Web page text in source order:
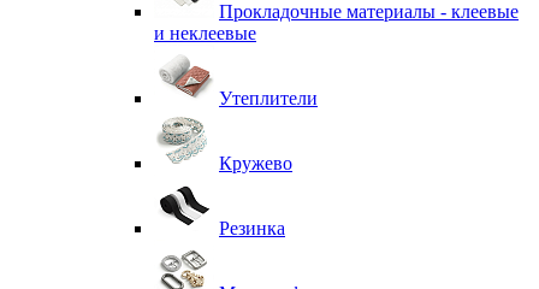
Прокладочные материалы - клеевые
и неклеевые
Утеплители
Кружево
Резинка